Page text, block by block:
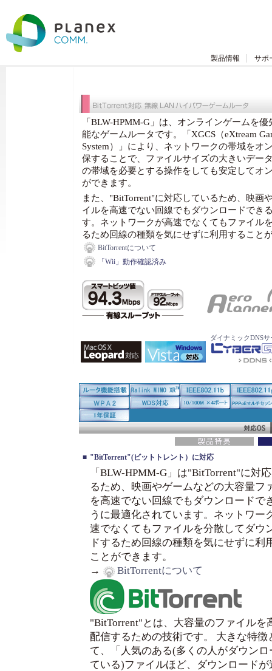
製品情報 サポ
「BLW-HPMM-G」は、オンラインゲームを
能なゲームルータです。「XGCS（eXtream
System）」により、ネットワークの帯域をオ
保することで、ファイルサイズの大きいデー
の帯域を必要とする操作をしても安定してオ
ができます。
また、"BitTorrent"に対応しているため、映画
イルを高速でない回線でもダウンロードでき
す。ネットワークが高速でなくてもファイル
るため回線の種類を気にせずに利用すること
BitTorrentについて
「Wii」動作確認済み
ダイナミックDNS
■ "BitTorrent"(ビットトレント）に対応
「BLW-HPMM-G」は"BitTorrent"に対
るため、映画やゲームなどの大容量フ
を高速でない回線でもダウンロードで
うに最適化されています。ネットワー
速でなくてもファイルを分散してダウ
ドするため回線の種類を気にせずに利
ことができます。
→
BitTorrentについて
"BitTorrent"とは、大容量のファイルを
配信するための技術です。 大きな特徴
て、「人気のある(多くの人がダウンロ
ている)ファイルほど、ダウンロードが